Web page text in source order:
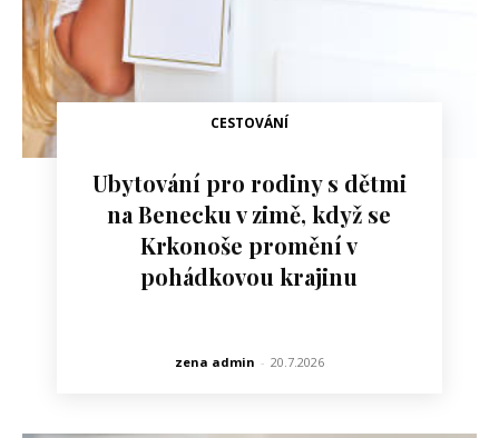
CESTOVÁNÍ
Ubytování pro rodiny s dětmi
na Benecku v zimě, když se
Krkonoše promění v
pohádkovou krajinu
zena admin - 20.7.2026